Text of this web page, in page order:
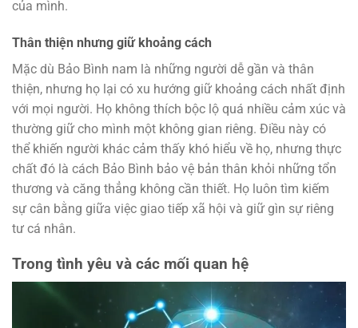
của mình.
Thân thiện nhưng giữ khoảng cách
Mặc dù Bảo Bình nam là những người dễ gần và thân
thiện, nhưng họ lại có xu hướng giữ khoảng cách nhất định
với mọi người. Họ không thích bộc lộ quá nhiều cảm xúc và
thường giữ cho mình một không gian riêng. Điều này có
thể khiến người khác cảm thấy khó hiểu về họ, nhưng thực
chất đó là cách Bảo Bình bảo vệ bản thân khỏi những tổn
thương và căng thẳng không cần thiết. Họ luôn tìm kiếm
sự cân bằng giữa việc giao tiếp xã hội và giữ gìn sự riêng
tư cá nhân.
Trong tình yêu và các mối quan hệ